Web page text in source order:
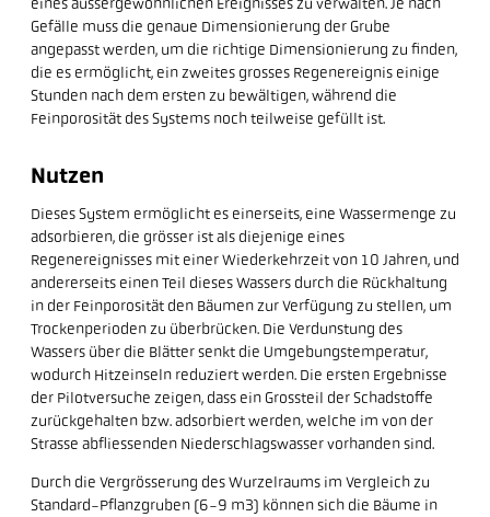
Gefälle muss die genaue Dimensionierung der Grube
angepasst werden, um die richtige Dimensionierung zu finden,
die es ermöglicht, ein zweites grosses Regenereignis einige
Stunden nach dem ersten zu bewältigen, während die
Feinporosität des Systems noch teilweise gefüllt ist.
Nutzen
Dieses System ermöglicht es einerseits, eine Wassermenge zu
adsorbieren, die grösser ist als diejenige eines
Regenereignisses mit einer Wiederkehrzeit von 10 Jahren, und
andererseits einen Teil dieses Wassers durch die Rückhaltung
in der Feinporosität den Bäumen zur Verfügung zu stellen, um
Trockenperioden zu überbrücken. Die Verdunstung des
Wassers über die Blätter senkt die Umgebungstemperatur,
wodurch Hitzeinseln reduziert werden. Die ersten Ergebnisse
der Pilotversuche zeigen, dass ein Grossteil der Schadstoffe
zurückgehalten bzw. adsorbiert werden, welche im von der
Strasse abfliessenden Niederschlagswasser vorhanden sind.
Durch die Vergrösserung des Wurzelraums im Vergleich zu
Standard-Pflanzgruben (6-9 m3) können sich die Bäume in